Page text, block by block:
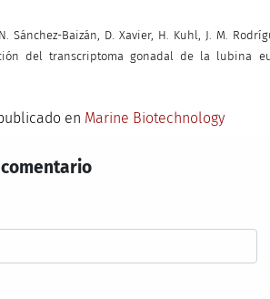
Sánchez-Baizán, D. Xavier, H. Kuhl, J. M.
del transcriptoma gonadal de la lubina
en Marine Biotechnology